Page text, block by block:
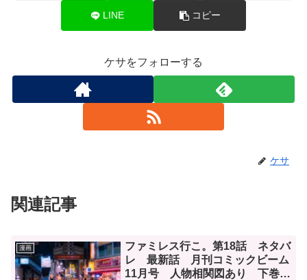
LINE コピー
ケサをフォローする
ケサ
関連記事
漫画
ファミレス行こ。第18話 ネタバ
レ 最新話 月刊コミックビーム
11月号 人物相関図あり 下巻発